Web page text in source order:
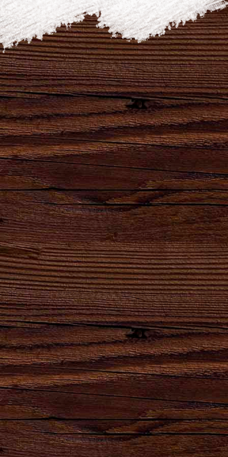
Как сказал герой одного фильма, "эта тема в
историю войдет!"
#брянскпиво #унеча #пивнаябухта #ягори
#ужин
ПОДЕЛИТЬСЯ
Наши бренды
Натуральный
продукт
естественного
брожения.
Партнеры,
реализующие
продукцию
АО
"Брянскпиво"
Натуральный
продукт
высшего
качества для
хлеба и
кваса.
Сила
удара
твоего
сердца!
8-800-100-16-50
ОБРАТНЫЙ ЗВОНОК
gost@bryanskpivo.ru